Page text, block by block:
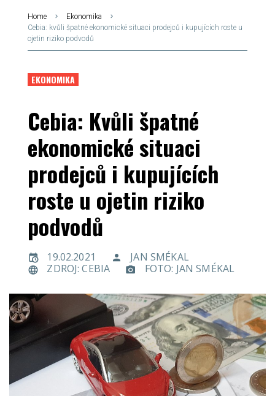
Home
Ekonomika
Cebia: kvůli špatné ekonomické situaci prodejců i kupujících roste u
ojetin riziko podvodů
EKONOMIKA
Cebia: Kvůli špatné
ekonomické situaci
prodejců i kupujících
roste u ojetin riziko
podvodů
19.02.2021
JAN SMÉKAL
ZDROJ: CEBIA
FOTO: JAN SMÉKAL